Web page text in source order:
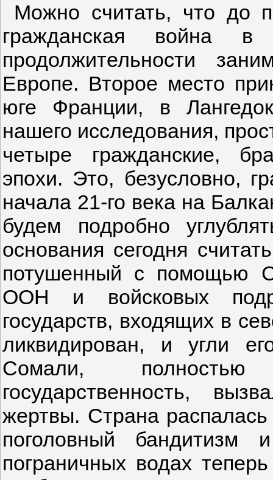
Можно считать, что до
гражданская война
продолжительности
Европе. Второе место
юге Франции, в
нашего исследования,
четыре гражданские,
эпохи. Это, безусловно,
начала 21-го века на
будем подробно
основания сегодня
потушенный с помощью
ООН и войсковых
государств, входящих в
ликвидирован, и угли
Сомали, полностью
государственность,
жертвы. Страна
поголовный бандитизм
пограничных водах